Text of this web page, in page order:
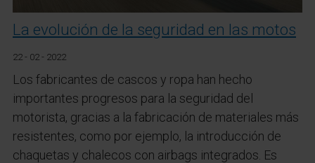
La evolución de la seguridad en las motos
22 - 02 - 2022
Los fabricantes de cascos y ropa han hecho
importantes progresos para la seguridad del
motorista, gracias a la fabricación de materiales más
resistentes, como por ejemplo, la introducción de
chaquetas y chalecos con airbags integrados. Es